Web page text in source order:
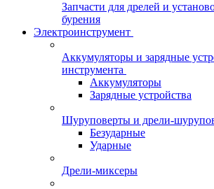
Запчасти для дрелей и
бурения
Электроинструмент
Аккумуляторы и зарядные
инструмента
Аккумуляторы
Зарядные устройства
Шуруповерты и дрели-
Безударные
Ударные
Дрели-миксеры